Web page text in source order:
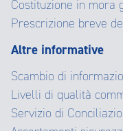
Costituzione in mora
Prescrizione breve
Altre informative
Scambio di
Livelli di qualità
Servizio di